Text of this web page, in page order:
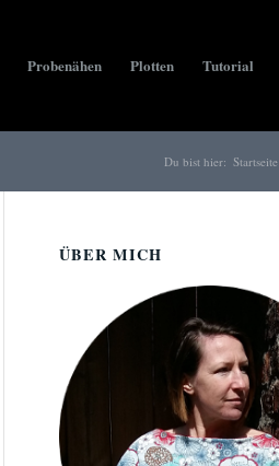
Probenähen Plotten Tutorial
Du bist hier: Startseite
ÜBER MICH